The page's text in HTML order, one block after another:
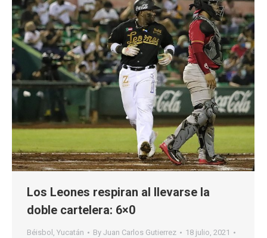
Los Leones respiran al llevarse la
doble cartelera: 6×0
Béisbol , Yucatán By Juan Carlos Gutierrez
18 julio, 2021